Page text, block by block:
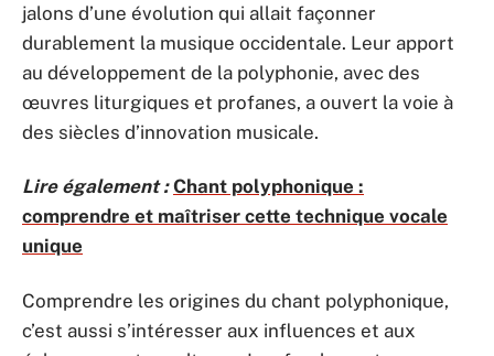
jalons d’une évolution qui allait façonner
durablement la musique occidentale. Leur apport
au développement de la polyphonie, avec des
œuvres liturgiques et profanes, a ouvert la voie à
des siècles d’innovation musicale.
Lire également : Chant polyphonique :
comprendre et maîtriser cette technique vocale
unique
Comprendre les origines du chant polyphonique,
c’est aussi s’intéresser aux influences et aux